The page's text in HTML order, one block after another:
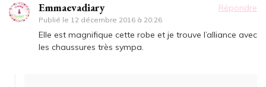
Emmaevadiary
Publié le 12 décembre 2016 à 20:26
Répondre
Elle est magnifique cette robe et je trouve l’alliance avec
les chaussures très sympa.